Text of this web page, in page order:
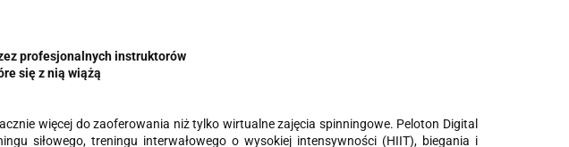
profesjonalnych instruktorów
się z nią wiążą
więcej do zaoferowania niż tylko wirtualne zajęcia spinningowe. Peloton Digital
siłowego, treningu interwałowego o wysokiej intensywności (HIIT), biegania i